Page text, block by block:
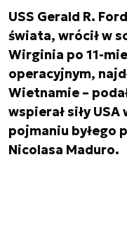
USS Gerald R.
świata, wrócił w
Wirginia po 11-
operacyjnym,
Wietnamie –
wspierał siły
pojmaniu byłego
Nicolasa Maduro.